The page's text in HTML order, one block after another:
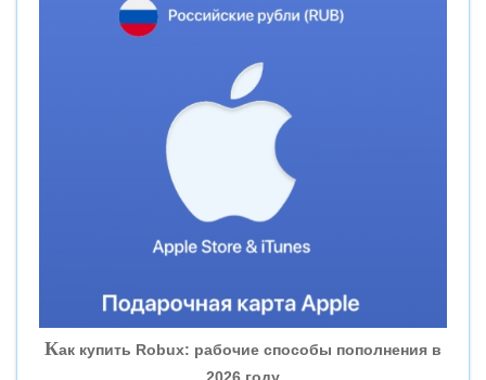
«ВНЕШПРОМБАНК»
«БАНК ГЛОБЭКС»
«СОВКОМБАНК»
Как купить Robux: рабочие способы пополнения в